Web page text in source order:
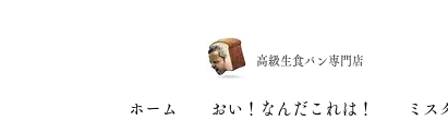
高級生食パン専門店
ホーム おい！なんだこれは！ ミス